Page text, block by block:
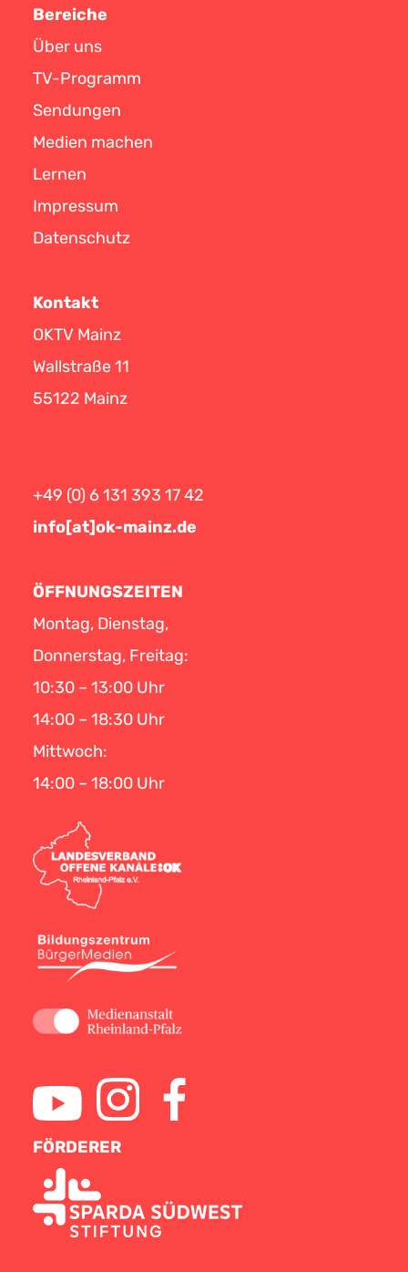
Bereiche
Über uns
TV-Programm
Sendungen
Medien machen
Lernen
Impressum
Datenschutz
Kontakt
OKTV Mainz
Wallstraße 11
55122 Mainz
+49 (0) 6 131 393 17 42
info[at]ok-mainz.de
ÖFFNUNGSZEITEN
Montag, Dienstag,
Donnerstag, Freitag:
10:30 – 13:00 Uhr
14:00 – 18:30 Uhr
Mittwoch:
14:00 – 18:00 Uhr
FÖRDERER